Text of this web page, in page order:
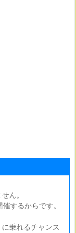
ん。
するからです。
乗れるチャンス